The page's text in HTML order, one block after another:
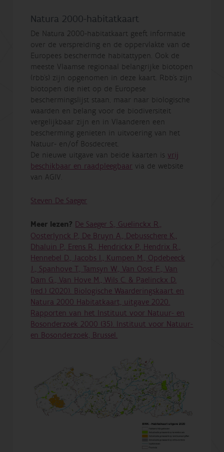
Natura 2000-habitatkaart
De Natura 2000-habitatkaart geeft informatie
over de verspreiding en de oppervlakte van de
Europees beschermde habitattypen. Ook de
meeste Vlaamse regionaal belangrijke biotopen
(rbb's) zijn opgenomen in deze kaart. Rbb's zijn
biotopen die niet op de Europese
beschermingslijst staan, maar naar biologische
waarden en belang voor de biodiversiteit
vergelijkbaar zijn en in Vlaanderen een
bescherming genieten in uitvoering van het
Natuur- en/of Bosdecreet.
De nieuwe uitgave van beide kaarten is vrij
beschikbaar en raadpleegbaar via de website
van AGIV.
Steven De Saeger
Meer lezen? De Saeger S., Guelinckx R.,
Oosterlynck P., De Bruyn A., Debusschere K.,
Dhaluin P., Erens R., Hendrickx P., Hendrix R.,
Hennebel D., Jacobs I., Kumpen M., Opdebeeck
J., Spanhove T., Tamsyn W., Van Oost F., Van
Dam G., Van Hove M., Wils C. & Paelinckx D.
(red.) (2020). Biologische Waarderingskaart en
Natura 2000 Habitatkaart, uitgave 2020.
Rapporten van het Instituut voor Natuur- en
Bosonderzoek 2000 (35). Instituut voor Natuur-
en Bosonderzoek, Brussel.